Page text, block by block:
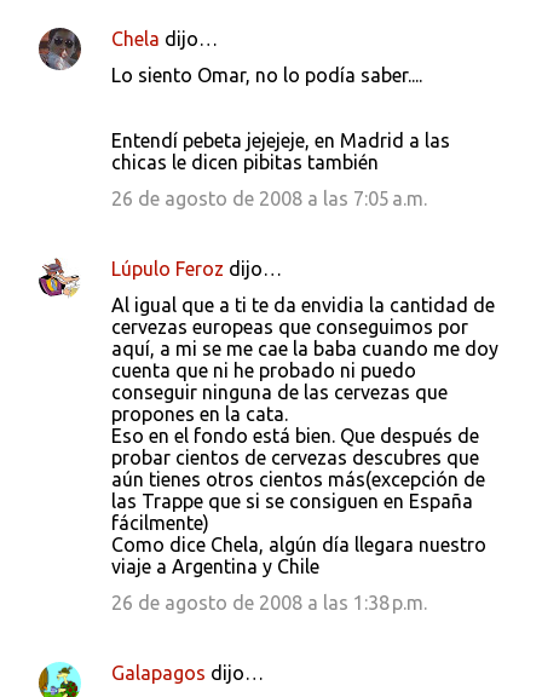
Chela dijo…
Lo siento Omar, no lo podía saber....
Entendí pebeta jejejeje, en Madrid a las
chicas le dicen pibitas también
26 de agosto de 2008 a las 7:05 a.m.
Lúpulo Feroz dijo…
Al igual que a ti te da envidia la cantidad de
cervezas europeas que conseguimos por
aquí, a mi se me cae la baba cuando me doy
cuenta que ni he probado ni puedo
conseguir ninguna de las cervezas que
propones en la cata.
Eso en el fondo está bien. Que después de
probar cientos de cervezas descubres que
aún tienes otros cientos más(excepción de
las Trappe que si se consiguen en España
fácilmente)
Como dice Chela, algún día llegara nuestro
viaje a Argentina y Chile
26 de agosto de 2008 a las 1:38 p.m.
Galapagos dijo…